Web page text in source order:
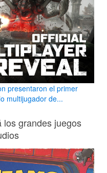
presentaron el primer
multijugador de...
los grandes juegos